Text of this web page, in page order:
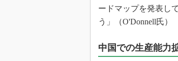
ードマップを発表し
う」（O'Donnell氏）
中国での生産能力